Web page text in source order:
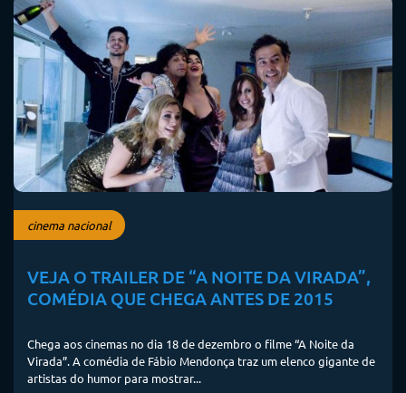
cinema nacional
VEJA O TRAILER DE “A NOITE DA VIRADA”,
COMÉDIA QUE CHEGA ANTES DE 2015
Chega aos cinemas no dia 18 de dezembro o filme “A Noite da
Virada”. A comédia de Fábio Mendonça traz um elenco gigante de
artistas do humor para mostrar...